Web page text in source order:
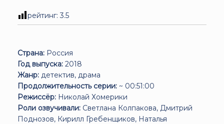
рейтинг:3.5
Страна: Россия
Год выпуска: 2018
Жанр: детектив, драма
Продолжительность серии: ~ 00:51:00
Режиссёр: Николай Хомерики
Роли озвучивали: Светлана Колпакова, Дмитрий
Поднозов, Кирилл Гребенщиков, Наталья